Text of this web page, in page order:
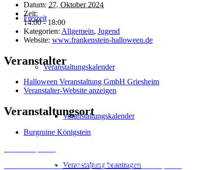
Freizeit
Veranstaltungskalender
Veranstaltungskalender
Veranstaltung beantragen
Datum: 27. Oktober 2024
Zeit:
14:00 - 18:00
Kategorien: Allgemein, Jugend
Website: www.frankenstein-halloween.de
Veranstalter
Halloween Veranstaltung GmbH Griesheim
Veranstalter-Website anzeigen
Veranstaltungsort
Burgruine Königstein
Erforderlichen Service akzeptieren und Inhalte entsperren